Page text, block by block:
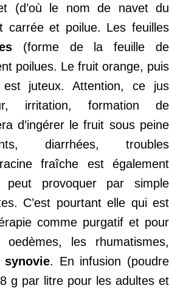
(d’où le nom de navet du
carrée et poilue. Les feuilles
(forme de la feuille de
poilues. Le fruit orange, puis
juteux. Attention, ce jus
irritation, formation de
d’ingérer le fruit sous peine
diarrhées, troubles
fraîche est également
provoquer par simple
C’est pourtant elle qui est
comme purgatif et pour
oedèmes, les rhumatismes,
synovie. En infusion (poudre
g par litre pour les adultes et